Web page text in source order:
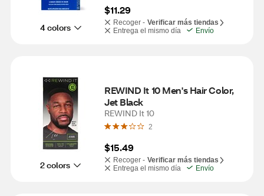
4 colors
$11.29
Recoger - Verificar más tiendas
Entrega el mismo día
Envío
2 colors
REWIND It 10 Men's Hair Color,
Jet Black
REWIND It 10
2
$15.49
Recoger - Verificar más tiendas
Entrega el mismo día
Envío